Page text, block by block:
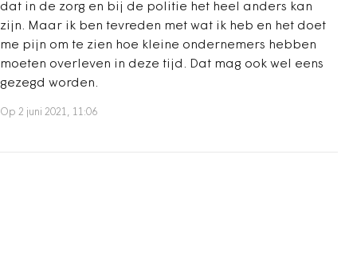
dat in de zorg en bij de politie het heel anders kan
zijn. Maar ik ben tevreden met wat ik heb en het doet
me pijn om te zien hoe kleine ondernemers hebben
moeten overleven in deze tijd. Dat mag ook wel eens
gezegd worden.
Op 2 juni 2021, 11:06